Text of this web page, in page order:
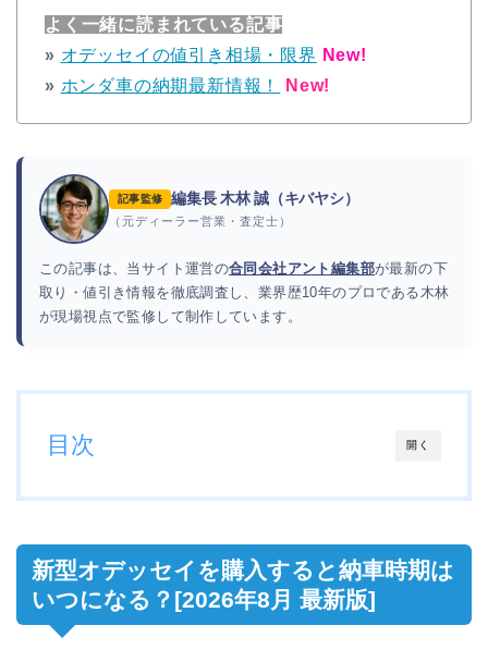
よく一緒に読まれている記事
» オデッセイの値引き相場・限界 New!
» ホンダ車の納期最新情報！ New!
記事監修 編集長 木林 誠（キバヤシ）
（元ディーラー営業・査定士）
この記事は、当サイト運営の合同会社アント編集部が最新の下
取り・値引き情報を徹底調査し、業界歴10年のプロである木林
が現場視点で監修して制作しています。
開く
目次
新型オデッセイを購入すると納車時期は
いつになる？[2026年8月 最新版]